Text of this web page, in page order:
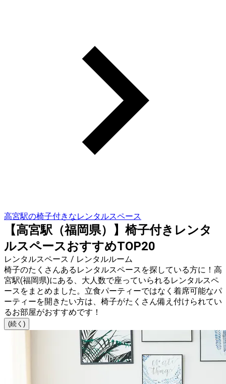
高宮駅の椅子付きなレンタルスペース
【高宮駅（福岡県）】椅子付きレンタ
ルスペースおすすめTOP20
レンタルスペース / レンタルルーム
椅子のたくさんあるレンタルスペースを探している方に！高
宮駅(福岡県)にある、大人数で座っていられるレンタルスペ
ースをまとめました。立食パーティーではなく着席可能なパ
ーティーを開きたい方は、椅子がたくさん備え付けられてい
るお部屋がおすすめです！
(続く)